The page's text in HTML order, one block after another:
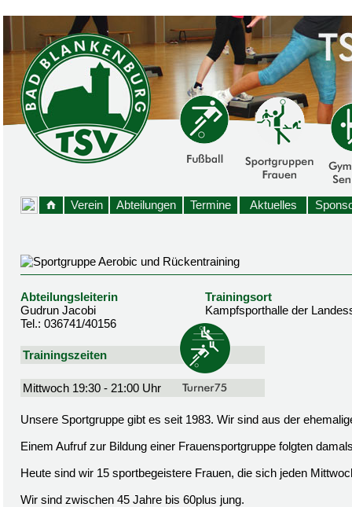
Verein Abteilungen Termine Aktuelles
Abteilungsleiterin
Gudrun Jacobi
Tel.: 036741/40156
Trainingsort
Kampfsporthalle der
Trainingszeiten
Mittwoch 19:30 - 21:00 Uhr
Unsere Sportgruppe gibt es seit 1983. Wir sind aus der
Einem Aufruf zur Bildung einer Frauensportgruppe folgten
Heute sind wir 15 sportbegeistere Frauen, die sich jeden
Wir sind zwischen 45 Jahre bis 60plus jung.